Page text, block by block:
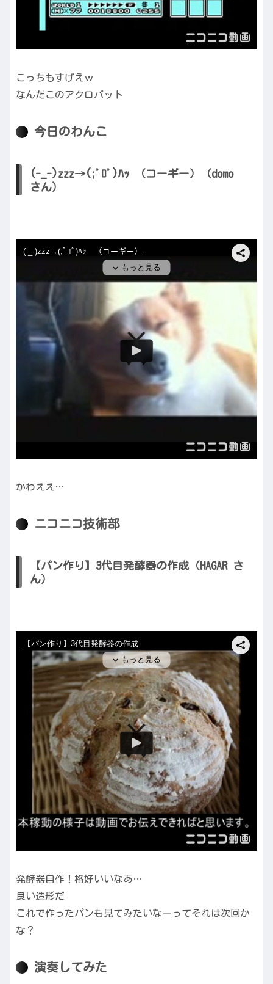
こっちもすげえｗ
なんだこのアクロバット
今日のわんこ
(-_-)zzz→(;ﾟﾛﾟ)ﾊｯ （コーギー）（domo
さん）
かわええ…
ニコニコ技術部
【パン作り】3代目発酵器の作成（HAGAR さ
ん）
発酵器自作！格好いいなあ…
良い造形だ
これで作ったパンも見てみたいなーってそれは次回か
な？
演奏してみた